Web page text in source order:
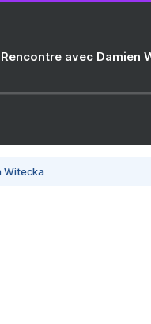
avec Damien
Witecka